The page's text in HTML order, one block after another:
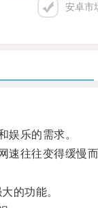
安卓市
乐的需求。
往往变得缓慢而
的功能。